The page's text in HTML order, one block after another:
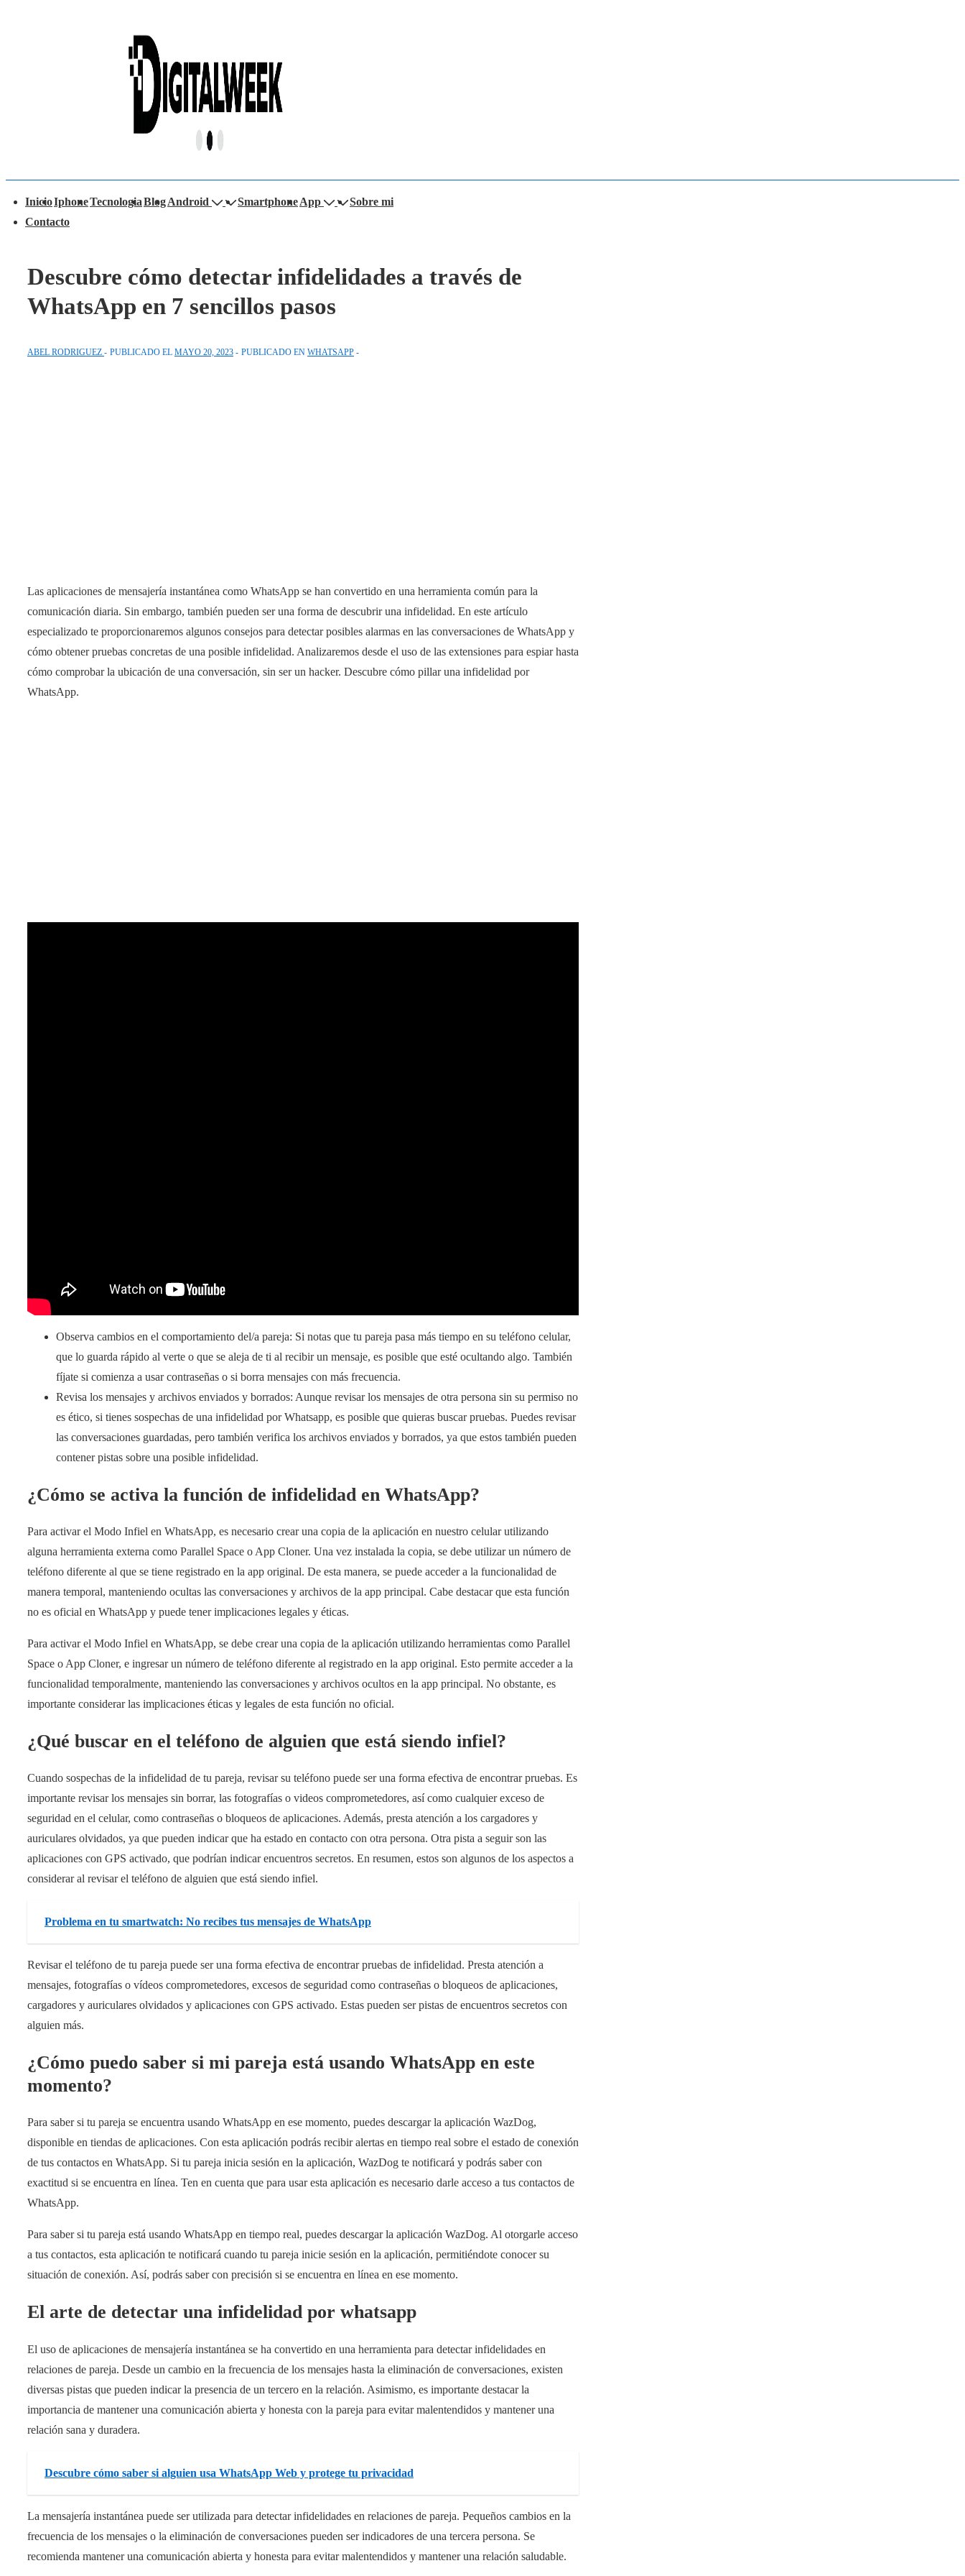
InicioIphoneTecnologiaBlogAndroid SmartphoneApp
Sobre mi
Contacto
Descubre cómo detectar infidelidades a través de
WhatsApp en 7 sencillos pasos
ABEL RODRIGUEZ PUBLICADO EL MAYO 20, 2023 PUBLICADO EN WHATSAPP
Las aplicaciones de mensajería instantánea como WhatsApp se han convertido en una herramienta común para la
comunicación diaria. Sin embargo, también pueden ser una forma de descubrir una infidelidad. En este artículo
especializado te proporcionaremos algunos consejos para detectar posibles alarmas en las conversaciones de WhatsApp y
cómo obtener pruebas concretas de una posible infidelidad. Analizaremos desde el uso de las extensiones para espiar hasta
cómo comprobar la ubicación de una conversación, sin ser un hacker. Descubre cómo pillar una infidelidad por
WhatsApp.
Observa cambios en el comportamiento del/a pareja: Si notas que tu pareja pasa más tiempo en su teléfono celular,
que lo guarda rápido al verte o que se aleja de ti al recibir un mensaje, es posible que esté ocultando algo. También
fíjate si comienza a usar contraseñas o si borra mensajes con más frecuencia.
Revisa los mensajes y archivos enviados y borrados: Aunque revisar los mensajes de otra persona sin su permiso no
es ético, si tienes sospechas de una infidelidad por Whatsapp, es posible que quieras buscar pruebas. Puedes revisar
las conversaciones guardadas, pero también verifica los archivos enviados y borrados, ya que estos también pueden
contener pistas sobre una posible infidelidad.
¿Cómo se activa la función de infidelidad en WhatsApp?
Para activar el Modo Infiel en WhatsApp, es necesario crear una copia de la aplicación en nuestro celular utilizando
alguna herramienta externa como Parallel Space o App Cloner. Una vez instalada la copia, se debe utilizar un número de
teléfono diferente al que se tiene registrado en la app original. De esta manera, se puede acceder a la funcionalidad de
manera temporal, manteniendo ocultas las conversaciones y archivos de la app principal. Cabe destacar que esta función
no es oficial en WhatsApp y puede tener implicaciones legales y éticas.
Para activar el Modo Infiel en WhatsApp, se debe crear una copia de la aplicación utilizando herramientas como Parallel
Space o App Cloner, e ingresar un número de teléfono diferente al registrado en la app original. Esto permite acceder a la
funcionalidad temporalmente, manteniendo las conversaciones y archivos ocultos en la app principal. No obstante, es
importante considerar las implicaciones éticas y legales de esta función no oficial.
¿Qué buscar en el teléfono de alguien que está siendo infiel?
Cuando sospechas de la infidelidad de tu pareja, revisar su teléfono puede ser una forma efectiva de encontrar pruebas. Es
importante revisar los mensajes sin borrar, las fotografías o videos comprometedores, así como cualquier exceso de
seguridad en el celular, como contraseñas o bloqueos de aplicaciones. Además, presta atención a los cargadores y
auriculares olvidados, ya que pueden indicar que ha estado en contacto con otra persona. Otra pista a seguir son las
aplicaciones con GPS activado, que podrían indicar encuentros secretos. En resumen, estos son algunos de los aspectos a
considerar al revisar el teléfono de alguien que está siendo infiel.
Problema en tu smartwatch: No recibes tus mensajes de WhatsApp
Revisar el teléfono de tu pareja puede ser una forma efectiva de encontrar pruebas de infidelidad. Presta atención a
mensajes, fotografías o vídeos comprometedores, excesos de seguridad como contraseñas o bloqueos de aplicaciones,
cargadores y auriculares olvidados y aplicaciones con GPS activado. Estas pueden ser pistas de encuentros secretos con
alguien más.
¿Cómo puedo saber si mi pareja está usando WhatsApp en este
momento?
Para saber si tu pareja se encuentra usando WhatsApp en ese momento, puedes descargar la aplicación WazDog,
disponible en tiendas de aplicaciones. Con esta aplicación podrás recibir alertas en tiempo real sobre el estado de conexión
de tus contactos en WhatsApp. Si tu pareja inicia sesión en la aplicación, WazDog te notificará y podrás saber con
exactitud si se encuentra en línea. Ten en cuenta que para usar esta aplicación es necesario darle acceso a tus contactos de
WhatsApp.
Para saber si tu pareja está usando WhatsApp en tiempo real, puedes descargar la aplicación WazDog. Al otorgarle acceso
a tus contactos, esta aplicación te notificará cuando tu pareja inicie sesión en la aplicación, permitiéndote conocer su
situación de conexión. Así, podrás saber con precisión si se encuentra en línea en ese momento.
El arte de detectar una infidelidad por whatsapp
El uso de aplicaciones de mensajería instantánea se ha convertido en una herramienta para detectar infidelidades en
relaciones de pareja. Desde un cambio en la frecuencia de los mensajes hasta la eliminación de conversaciones, existen
diversas pistas que pueden indicar la presencia de un tercero en la relación. Asimismo, es importante destacar la
importancia de mantener una comunicación abierta y honesta con la pareja para evitar malentendidos y mantener una
relación sana y duradera.
Descubre cómo saber si alguien usa WhatsApp Web y protege tu privacidad
La mensajería instantánea puede ser utilizada para detectar infidelidades en relaciones de pareja. Pequeños cambios en la
frecuencia de los mensajes o la eliminación de conversaciones pueden ser indicadores de una tercera persona. Se
recomienda mantener una comunicación abierta y honesta para evitar malentendidos y mantener una relación saludable.